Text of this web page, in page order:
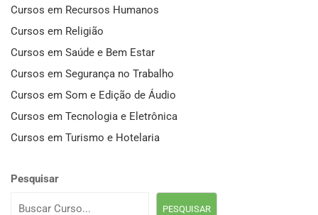
Cursos em Recursos Humanos
Cursos em Religião
Cursos em Saúde e Bem Estar
Cursos em Segurança no Trabalho
Cursos em Som e Edição de Áudio
Cursos em Tecnologia e Eletrônica
Cursos em Turismo e Hotelaria
Pesquisar
PESQUISAR